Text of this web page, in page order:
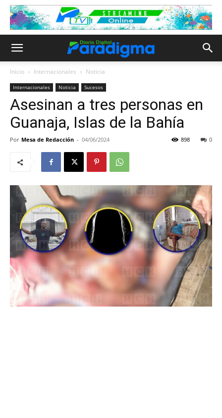
Inicio Internacionales Noticia
Internacionales Noticia Sucesos
Asesinan a tres personas en
Guanaja, Islas de la Bahía
Por Mesa de Redacción - 04/06/2024 0
898